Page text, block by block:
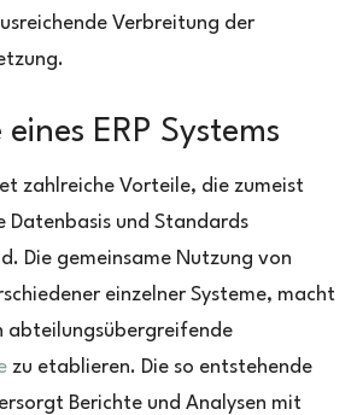
Verbreitung der
ERP Systems
zahlreiche Vorteile, die zumeist
Datenbasis und Standards
Die gemeinsame Nutzung von
einzelner Systeme, macht
abteilungsübergreifende
zu etablieren. Die so entstehende
Berichte und Analysen mit